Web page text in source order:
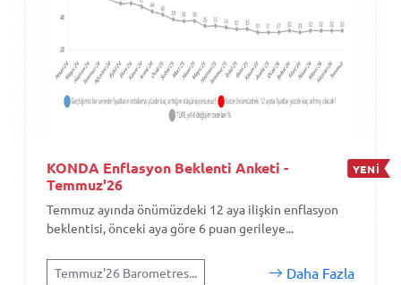
KONDA Enflasyon Beklenti Anketi -
Temmuz'26
YENİ
Temmuz ayında önümüzdeki 12 aya ilişkin enflasyon
beklentisi, önceki aya göre 6 puan gerileye...
Temmuz'26 Barometres... Daha Fazla